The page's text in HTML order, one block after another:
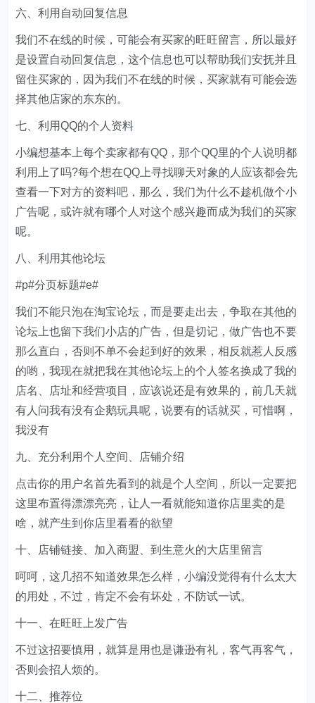
六、利用自动回复信息
我们不在线的时候，可能会有买家的旺旺留言，所以最好
是设置自动回复信息，这个信息也可以帮助我们安抚并且
留住买家的，因为我们不在线的时候，买家就有可能会选
择其他店家的东东的。
七、利用QQ的个人资料
小编想基本上每个卖家都有QQ，那个QQ里的个人说明都
利用上了吗?每个想在QQ上寻找聊天对象的人应该都会先
查看一下对方的资料吧，那么，我们为什么不趁机做个小
广告呢，或许就有哪个人对这个感兴趣而成为我们的买家
呢。
八、利用其他论坛
#p#分页标题#e#
我们不能只泡在淘宝论坛，而是要走出去，争取在其他的
论坛上也留下我们小店的广告，但是切记，做广告也不要
那么直白，否则不单不会起到好的效果，相反就惹人反感
的哟，我现在就把我在其他论坛上的个人签名换成了我的
店名、店址和经营项目，应该说还是有效果的，前几天就
有人问我有没有企鹅玩具呢，说要有的话就买，可惜啊，
我没有
九、充分利用个人空间、店铺介绍
点击你的用户名首先看到的就是个人空间，所以一定要把
这里布置得漂漂亮亮，让人一看就能知道你店里卖的是
啥，就产生到你店里看看的欲望
十、店铺链接、加入商盟、到生意火的大店里留言
呵呵，这几招不知道效果怎么样，小编没觉得有什么太大
的用处，不过，肯定不会有坏处，不防试一试。
十一、在旺旺上发广告
不过这招要慎用，就算是用也是谦逊有礼，客气再客气，
否则会招人烦的。
十二、推荐位